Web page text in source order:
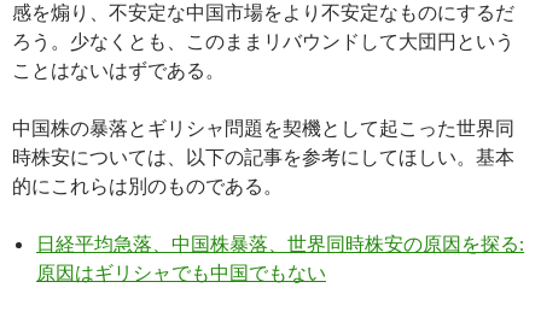
感を煽り、不安定な中国市場をより不安定なものにするだ
ろう。少なくとも、このままリバウンドして大団円という
ことはないはずである。
中国株の暴落とギリシャ問題を契機として起こった世界同
時株安については、以下の記事を参考にしてほしい。基本
的にこれらは別のものである。
日経平均急落、中国株暴落、世界同時株安の原因を探る:
原因はギリシャでも中国でもない